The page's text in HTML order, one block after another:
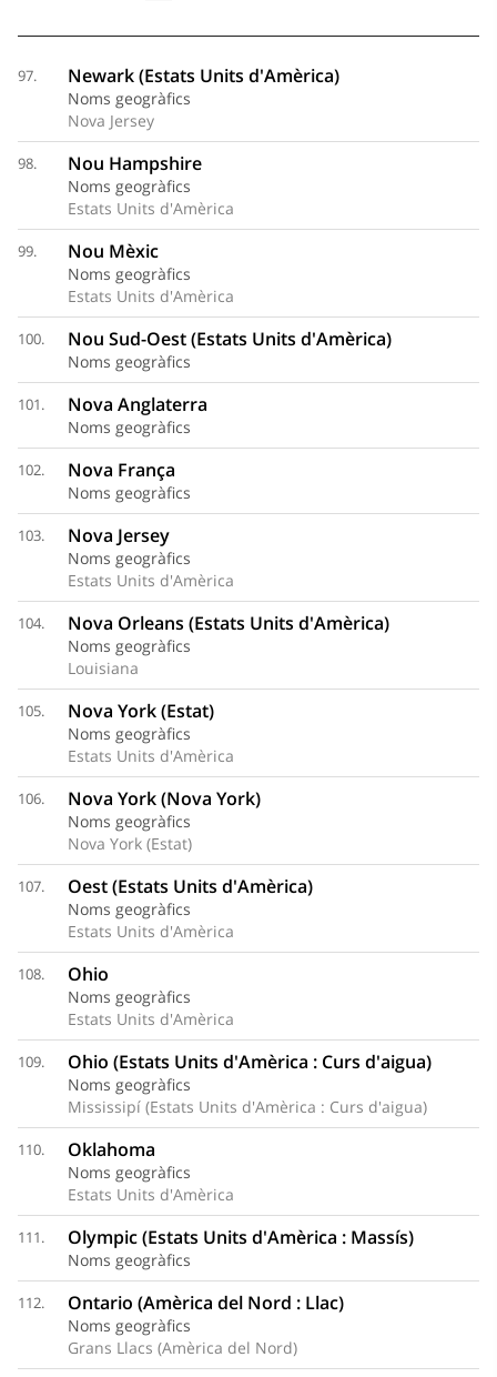
97. Newark (Estats Units d'Amèrica)
Noms geogràfics
Nova Jersey
98. Nou Hampshire
Noms geogràfics
Estats Units d'Amèrica
99. Nou Mèxic
Noms geogràfics
Estats Units d'Amèrica
100. Nou Sud-Oest (Estats Units d'Amèrica)
Noms geogràfics
101. Nova Anglaterra
Noms geogràfics
102. Nova França
Noms geogràfics
103. Nova Jersey
Noms geogràfics
Estats Units d'Amèrica
104. Nova Orleans (Estats Units d'Amèrica)
Noms geogràfics
Louisiana
105. Nova York (Estat)
Noms geogràfics
Estats Units d'Amèrica
106. Nova York (Nova York)
Noms geogràfics
Nova York (Estat)
107. Oest (Estats Units d'Amèrica)
Noms geogràfics
Estats Units d'Amèrica
108. Ohio
Noms geogràfics
Estats Units d'Amèrica
109. Ohio (Estats Units d'Amèrica : Curs d'aigua)
Noms geogràfics
Mississipí (Estats Units d'Amèrica : Curs d'aigua)
110. Oklahoma
Noms geogràfics
Estats Units d'Amèrica
111. Olympic (Estats Units d'Amèrica : Massís)
Noms geogràfics
112. Ontario (Amèrica del Nord : Llac)
Noms geogràfics
Grans Llacs (Amèrica del Nord)